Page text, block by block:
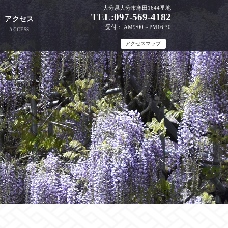
アクセス
ACCESS
大分県大分市寒田1644番地
TEL:097-569-4182
受付： AM9:00～PM16:30
アクセスマップ